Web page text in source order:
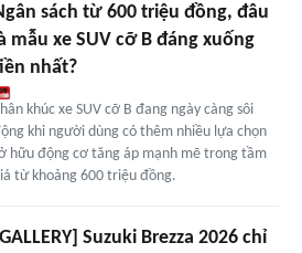
sách từ 600 triệu đồng, đâu
mẫu xe SUV cỡ B đáng xuống
nhất?
khúc xe SUV cỡ B đang ngày càng sôi
khi người dùng có thêm nhiều lựa chọn
hữu động cơ tăng áp mạnh mẽ trong tầm
từ khoảng 600 triệu đồng.
Suzuki Brezza 2026 chỉ